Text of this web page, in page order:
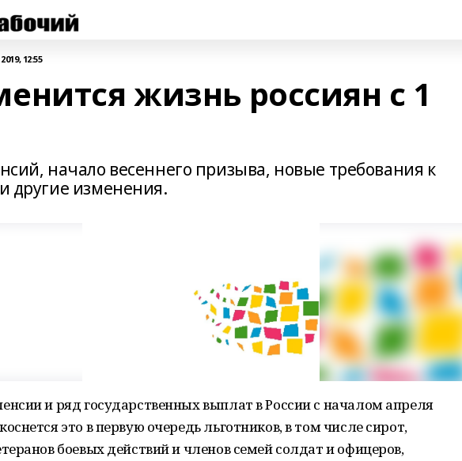
12:55
жизнь россиян с 1
начало весеннего призыва, новые требования к
другие изменения.
и ряд государственных выплат в России с началом апреля
это в первую очередь льготников, в том числе сирот,
боевых действий и членов семей солдат и офицеров,